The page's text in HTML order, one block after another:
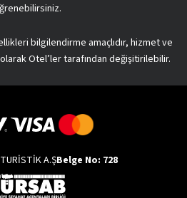
bilgilendirme amaçlıdır, hizmet ve
Otel’ler tarafından değişitirilebilir.
A.ŞBelge No: 728